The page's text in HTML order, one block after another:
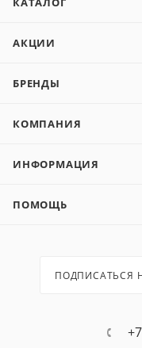
АКЦИИ
БРЕНДЫ
КОМПАНИЯ
ИНФОРМАЦИЯ
ПОМОЩЬ
ПОДПИСАТЬСЯ